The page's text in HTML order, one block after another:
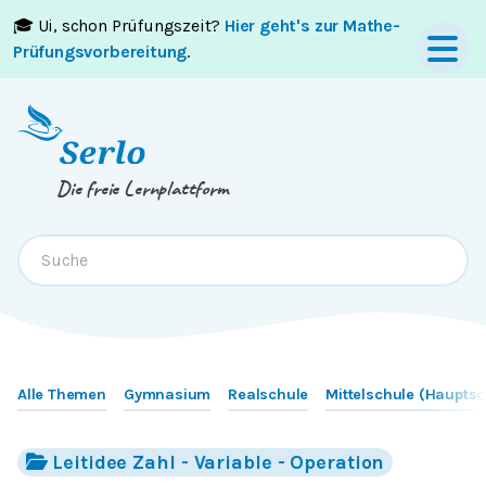
🎓 Ui, schon Prüfungszeit? Hier geht's zur Mathe-
Prüfungsvorbereitung.
Springe zumInhaltoderFooter
Die freie Lernplattform
Alle Themen Gymnasium Realschule Mittelschule
Leitidee Zahl - Variable - Operation